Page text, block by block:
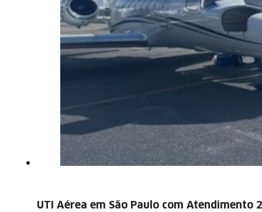
UTI Aérea em São Paulo com Atendimento